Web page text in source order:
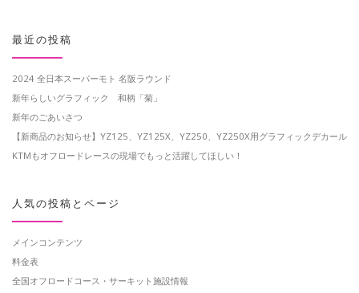
最近の投稿
2024 全日本スーパーモト 名阪ラウンド
新年らしいグラフィック 和柄「菊」
新年のごあいさつ
【新商品のお知らせ】YZ125、YZ125X、YZ250、YZ250X用グラフィックデカール
KTMもオフロードレースの現場でもっと活躍してほしい！
人気の投稿とページ
メインコンテンツ
料金表
全国オフロードコース・サーキット施設情報